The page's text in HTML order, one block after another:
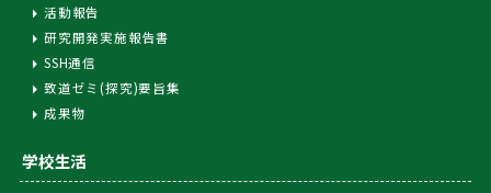
活動報告
研究開発実施報告書
SSH通信
致道ゼミ(探究)要旨集
成果物
学校生活